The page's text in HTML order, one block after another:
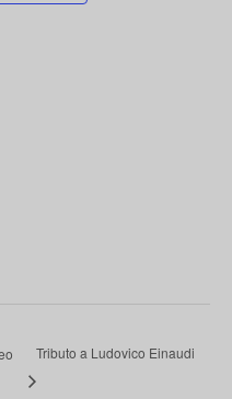
Tributo a Ludovico Einaudi